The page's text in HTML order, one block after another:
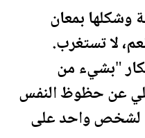
وشكلها بمعان
لا تستغرب.
"بشيء من
عن حظوظ النفس
لشخص واحد على